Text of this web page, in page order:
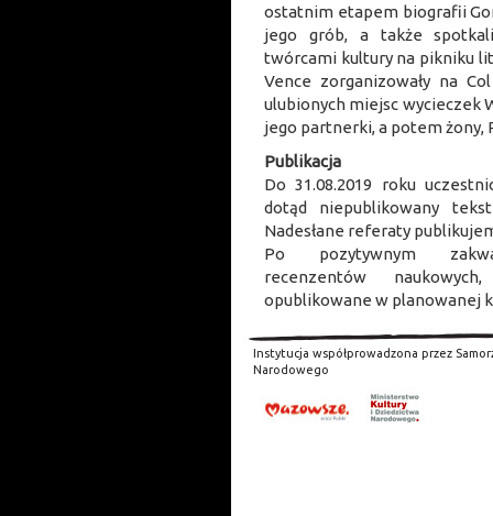
ostatnim etapem biografii
jego grób, a także
twórcami kultury na pikniku
Vence zorganizowały na
ulubionych miejsc wycieczek
jego partnerki, a potem żony,
Publikacja
Do 31.08.2019 roku
dotąd niepublikowany
Nadesłane referaty
Po pozytywnym
recenzentów
opublikowane w planowanej
Instytucja współprowadzona przez
Narodowego